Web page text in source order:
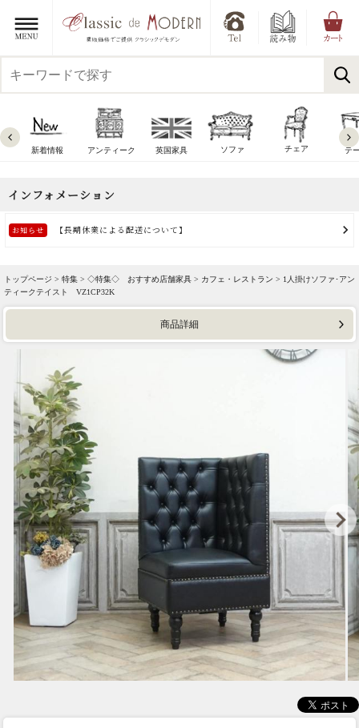
新着情報 アンティーク 英国家具 ソファ チェア テ
トップページ > 特集 > ◇特集◇ おすすめ店舗家具 > カフェ・レストラン > 1人掛けソファ･アン
ティークテイスト VZ1CP32K
商品詳細